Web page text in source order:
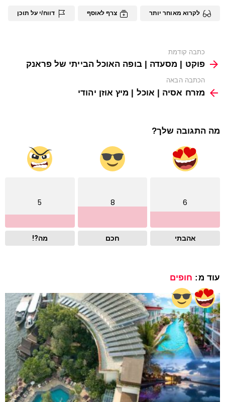
לקרוא מאוחר יותר צרף לאוסף דווח/י על תוכן
more
כתבה קודמת
פוקט | מסעדה | בופה האוכל הבייתי של פראנק
הכתבה הבאה
מזרח אסיה | אוכל | מיץ אוזן יהודי
מה התגובה שלך?
6
אהבתי
8
חכם
5
מה?!
עוד מ: חופים